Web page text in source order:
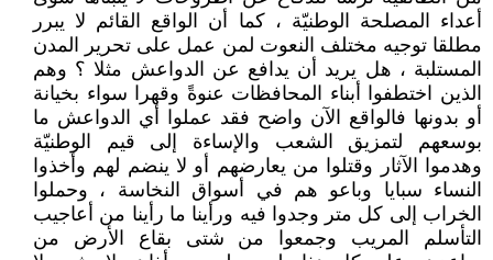
أعداء المصلحة الوطنيّة ، كما أن الواقع القائم لا يبرر
مطلقا توجيه مختلف النعوت لمن عمل على تحرير المدن
المستلبة ، هل يريد أن يدافع عن الدواعش مثلا ؟ وهم
الذين اختطفوا أبناء المحافظات عنوةً وقهرا سواء بخيانة
أو بدونها فالواقع الآن واضح فقد عملوا أي الدواعش ما
بوسعهم لتمزيق الشعب والإساءة إلى قيم الوطنيّة
وهدموا الآثار وقتلوا من يعارضهم أو لا ينضم لهم وأخذوا
النساء سبايا وباعو هم في أسواق النخاسة ، وحملوا
الخراب إلى كل متر وجدوا فيه ورأينا ما رأينا من أعاجيب
التأسلم المريب وجمعوا من شتى بقاع الأرض من